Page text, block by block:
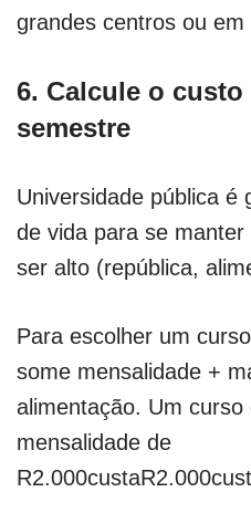
grandes centros ou em
6. Calcule o
semestre
Universidade pública é
de vida para se
ser alto (república,
Para escolher um
some mensalidade +
alimentação. Um curso
mensalidade de